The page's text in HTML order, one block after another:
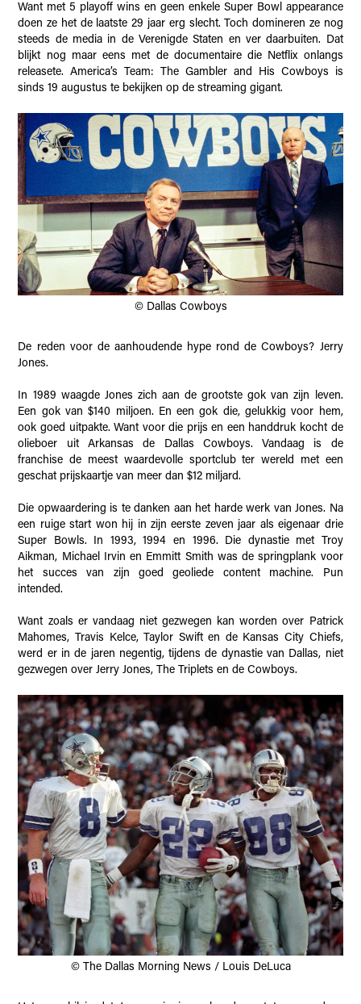
Want met 5 playoff wins en geen enkele Super Bowl appearance
doen ze het de laatste 29 jaar erg slecht. Toch domineren ze nog
steeds de media in de Verenigde Staten en ver daarbuiten. Dat
blijkt nog maar eens met de documentaire die Netflix onlangs
releasete. America’s Team: The Gambler and His Cowboys is
sinds 19 augustus te bekijken op de streaming gigant.
© Dallas Cowboys
De reden voor de aanhoudende hype rond de Cowboys? Jerry
Jones.
In 1989 waagde Jones zich aan de grootste gok van zijn leven.
Een gok van $140 miljoen. En een gok die, gelukkig voor hem,
ook goed uitpakte. Want voor die prijs en een handdruk kocht de
olieboer uit Arkansas de Dallas Cowboys. Vandaag is de
franchise de meest waardevolle sportclub ter wereld met een
geschat prijskaartje van meer dan $12 miljard.
Die opwaardering is te danken aan het harde werk van Jones. Na
een ruige start won hij in zijn eerste zeven jaar als eigenaar drie
Super Bowls. In 1993, 1994 en 1996. Die dynastie met Troy
Aikman, Michael Irvin en Emmitt Smith was de springplank voor
het succes van zijn goed geoliede content machine. Pun
intended.
Want zoals er vandaag niet gezwegen kan worden over Patrick
Mahomes, Travis Kelce, Taylor Swift en de Kansas City Chiefs,
werd er in de jaren negentig, tijdens de dynastie van Dallas, niet
gezwegen over Jerry Jones, The Triplets en de Cowboys.
© The Dallas Morning News / Louis DeLuca